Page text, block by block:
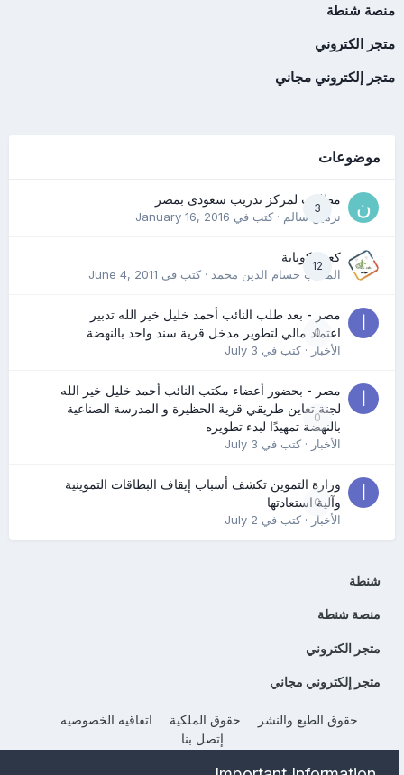
منصة شنطة
متجر الكتروني
متجر إلكتروني مجاني
موضوعات
3
مطلوب لمركز تدريب سعودى بمصر
نرمين سالم· كتب في January 16, 2016
12
كعب كوباية
المدرب حسام الدين محمد· كتب في June 4, 2011
0
مصر - بعد طلب النائب أحمد خليل خير الله تدبير
اعتماد مالي لتطوير مدخل قرية سند واحد بالنهضة
الأخبار· كتب في July 3
0
مصر - بحضور أعضاء مكتب النائب أحمد خليل خير الله
لجنة تعاين طريقي قرية الحظيرة و المدرسة الصناعية
بالنهضة تمهيدًا لبدء تطويره
الأخبار· كتب في July 3
0
وزارة التموين تكشف أسباب إيقاف البطاقات التموينية
وآلية استعادتها
الأخبار· كتب في July 2
شنطة
منصة شنطة
متجر الكتروني
متجر إلكتروني مجاني
حقوق الطبع والنشر حقوق الملكية
اتفاقيه الخصوصيه
إتصل بنا